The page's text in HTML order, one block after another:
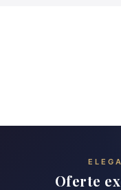
Oferte